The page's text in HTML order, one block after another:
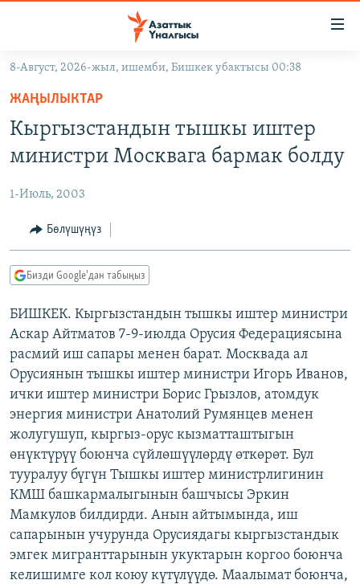
Навигацияга
өтүңүз
Издөөгө
салыңызКЫРГЫЗСТАН
ЭКОНОМИКА
МАДАНИЯТ
ДҮЙНӨ
БОРБОР АЗИЯ
АТАЙЫН ИЛИКТӨӨ
ТВ ПРОГРАММАЛАР
ЭКСПЕРТТЕР ТАЛДАЙТ
БИЗ ЖАНА ДҮЙНӨ
ДАНИСТЕ
ЭЖЕ-СИҢДИЛЕР
ЫҢГАЙСЫЗ СУРООЛОР
ӨЗГӨЧӨ ПИКИР
Русский
ОНЛАЙН ШЕРИНЕ
ЭЕ/АРнун бардык сайттары
8-Август, 2026-жыл, ишемби, Бишкек убактысы 00:38
ЖАҢЫЛЫКТАР
Кыргызстандын тышкы иштер
министри Москвага бармак болду
1-Июль, 2003
Бөлүшүңүз
Бизди Google'дан табыңыз
БИШКЕК. Кыргызстандын тышкы иштер министри
Аскар Айтматов 7-9-июлда Орусия Федерациясына
расмий иш сапары менен барат. Москвада ал
Орусиянын тышкы иштер министри Игорь Иванов,
ички иштер министри Борис Грызлов, атомдук
энергия министри Анатолий Румянцев менен
жолугушуп, кыргыз-орус кызматташтыгын
өнүктүрүү боюнча сүйлөшүүлөрдү өткөрөт. Бул
тууралуу бүгүн Тышкы иштер министрлигинин
КМШ башкармалыгынын башчысы Эркин
Мамкулов билдирди. Анын айтымында, иш
сапарынын учурунда Орусиядагы кыргызстандык
эмгек мигранттарынын укуктарын коргоо боюнча
келишимге кол коюу күтүлүүдө. Маалымат боюнча,